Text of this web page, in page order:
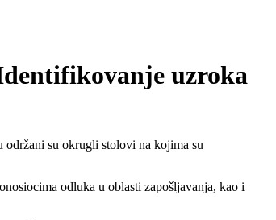
uzroka
su okrugli stolovi na kojima su
odluka u oblasti zapošljavanja, kao i